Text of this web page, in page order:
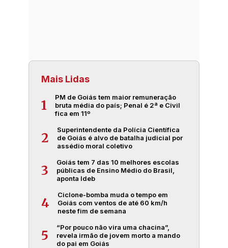
Mais Lidas
1
PM de Goiás tem maior remuneração
bruta média do país; Penal é 2ª e Civil
fica em 11º
2
Superintendente da Polícia Científica
de Goiás é alvo de batalha judicial por
assédio moral coletivo
3
Goiás tem 7 das 10 melhores escolas
públicas de Ensino Médio do Brasil,
aponta Ideb
4
Ciclone-bomba muda o tempo em
Goiás com ventos de até 60 km/h
neste fim de semana
5
“Por pouco não vira uma chacina”,
revela irmão de jovem morto a mando
do pai em Goiás